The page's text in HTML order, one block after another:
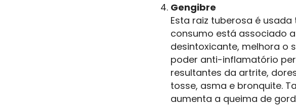
Gengibre
Esta raiz tuberosa é
consumo está associado
desintoxicante, melhora o
poder anti-inflamatório
resultantes da artrite,
tosse, asma e bronquite.
aumenta a queima de